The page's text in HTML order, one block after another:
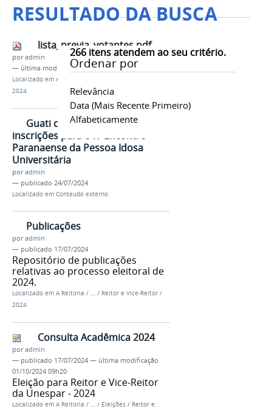
RESULTADO DA BUSCA
266itens atendem ao seu critério.
Ordenar por
Relevância
Data (mais Recente Primeiro)
Alfabeticamente
lista_previa_votantes.pdf
poradmin
— última modificação19/09/2024 14h47
Localizado em A Reitoria
2024
Guati da Unespar abre
inscrições para o IV Encontro
Paranaense da Pessoa Idosa
Universitária
poradmin
— publicado 24/07/2024
Localizado em Conteudo externo
Publicações
poradmin
— publicado 17/07/2024
Repositório de publicações
relativas ao processo eleitoral de
2024.
Localizado em A Reitoria / … / Reitor e Vice-Reitor /
2024
Consulta Acadêmica 2024
poradmin
— publicado 17/07/2024 — última modificação
01/10/2024 09h20
Eleição para Reitor e Vice-Reitor
da Unespar - 2024
Localizado em A Reitoria / … / Eleições / Reitor e